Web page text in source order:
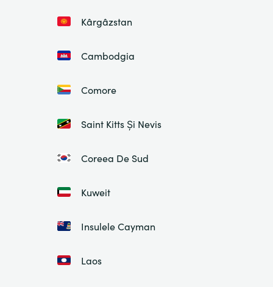
Kârgâzstan
Cambodgia
Comore
Saint Kitts Și Nevis
Coreea De Sud
Kuweit
Insulele Cayman
Laos